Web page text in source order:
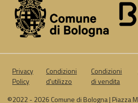
Privacy
Policy
Condizioni
d'utilizzo
Condizioni
di vendita
©2022 - 2026 Comune di Bologna | Piazza